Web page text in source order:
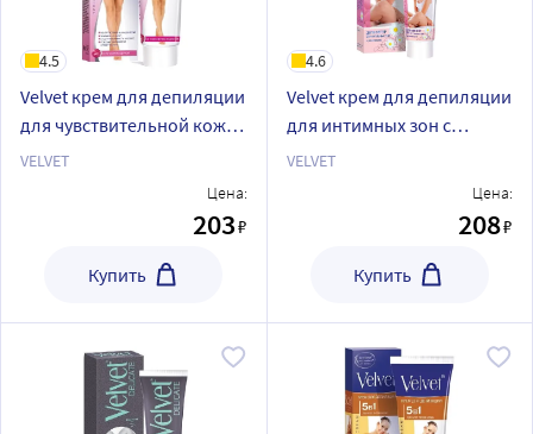
4.5
Velvet крем для депиляции
для чувствительной кожи
и зоны бикини 100 мл
VELVET
Цена:
203₽
Купить
4.6
Velvet крем для депиляции
для интимных зон с
ромашкой 100 мл
VELVET
Цена:
208₽
Купить